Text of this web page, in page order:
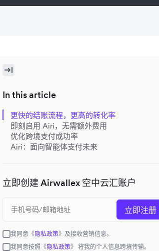
In this article
更快的结账流程，更高的转化率
即刻启用 Airi，无需额外费用
优化跨境支付成功率
Airi：面向智能体支付未来
立即创建 Airwallex 空中云汇账户
立即注册
我同意《隐私政策》及接收营销信息。
我同意按照《隐私政策》 将我的个人信息跨境传输。